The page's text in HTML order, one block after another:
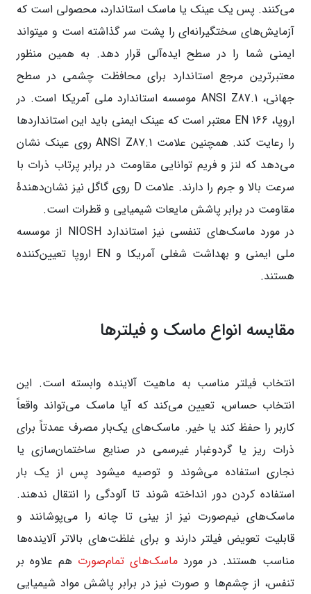
می‌کنند. پس یک عینک یا ماسک استاندارد، محصولی است که
آزمایش‌های سختگیرانه‌ای را پشت سر گذاشته است و میتواند
ایمنی شما را در سطح ایده‌آلی قرار دهد. به همین منظور
معتبرترین مرجع استاندارد برای محافظت چشمی در سطح
جهانی، ANSI Z87.1 موسسه استاندارد ملی آمریکا است. در
اروپا، EN 166 معتبر است که عینک ایمنی باید این استانداردها
را رعایت کند. همچنین علامت ANSI Z87.1 روی عینک نشان
می‌دهد که لنز و فریم توانایی مقاومت در برابر پرتاب ذرات با
سرعت بالا و جرم را دارند. علامت D روی گاگل نیز نشان‌دهندهٔ
مقاومت در برابر پاشش مایعات شیمیایی و قطرات است.
در مورد ماسک‌های تنفسی نیز استاندارد NIOSH از موسسه
ملی ایمنی و بهداشت شغلی آمریکا و EN اروپا تعیین‌کننده
هستند.
مقایسه انواع ماسک و فیلترها
انتخاب فیلتر مناسب به ماهیت آلاینده وابسته است. این
انتخاب حساس، تعیین می‌کند که آیا ماسک می‌تواند واقعاً
کاربر را حفظ کند یا خیر. ماسک‌های یک‌بار مصرف عمدتاً برای
ذرات ریز یا گردوغبار غیرسمی در صنایع ساختمان‌سازی یا
نجاری استفاده می‌شوند و توصیه میشود پس از یک بار
استفاده کردن دور انداخته شوند تا آلودگی را انتقال ندهند.
ماسک‌های نیم‌صورت نیز از بینی تا چانه را می‌پوشانند و
قابلیت تعویض فیلتر دارند و برای غلظت‌های بالاتر آلاینده‌ها
مناسب هستند. در مورد ماسک‌های تمام‌صورت هم علاوه بر
تنفس، از چشم‌ها و صورت نیز در برابر پاشش مواد شیمیایی